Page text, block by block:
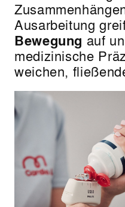
Ausarbeitung
Bewegung auf
medizinische
weichen,